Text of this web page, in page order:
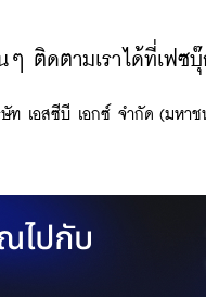
ๆ ติดตามเราได้ที่เฟซ
ท เอสซีบี เอกซ์ จำกัด (มหาช